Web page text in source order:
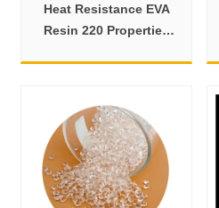
Heat Resistance EVA
Resin 220 Properties